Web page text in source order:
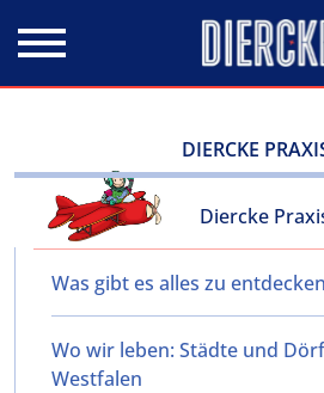
DIERCKE
Diercke
Was gibt es alles zu
Wo wir leben: Städte und
Westfalen